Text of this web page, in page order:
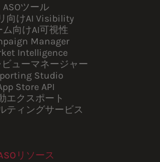
ASOツール
向けAI Visibility
ム向けAI可視性
Manager
Intelligence
ューマネージャー
Studio
Store API
エクスポート
ティングサービス
リソース